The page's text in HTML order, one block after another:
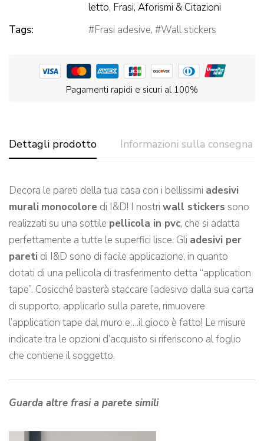
letto, Frasi, Aforismi & Citazioni
Tags:
Frasi adesive, Wall stickers
Pagamenti rapidi e sicuri al 100%
Dettagli prodotto Informazioni sulla consegna
Decora le pareti della tua casa con i bellissimi adesivi
murali monocolore di I&D! I nostri wall stickers sono
realizzati su una sottile pellicola in pvc, che si adatta
perfettamente a tutte le superfici lisce. Gli adesivi per
pareti di I&D sono di facile applicazione, in quanto
dotati di una pellicola di trasferimento detta “application
tape”. Cosicché basterà staccare l’adesivo dalla sua carta
di supporto, applicarlo sulla parete, rimuovere
l’application tape dal muro e….il gioco è fatto! Le misure
indicate tra le opzioni d’acquisto si riferiscono al foglio
che contiene il soggetto.
Guarda altre frasi a parete simili